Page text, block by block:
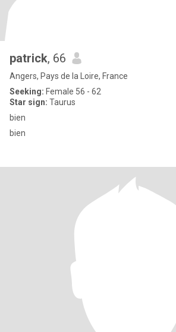
patrick, 66
Angers, Pays de la Loire, France
Seeking: Female 56 - 62
Star sign: Taurus
bien
bien